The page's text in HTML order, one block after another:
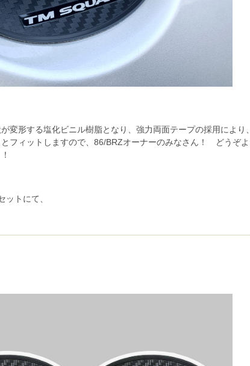
変形する塩化ビニル樹脂となり、強力両面テープの採用により、
フィットしますので、86/BRZオーナーのみなさん！ どうぞよ
ットにて、